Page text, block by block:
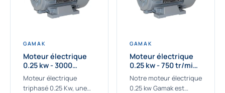
GAMAK
Moteur électrique
0.25 kw - 3000
Tr/min - 230/400V -
IE2
Moteur électrique
triphasé 0.25 Kw, une
GAMAK
Moteur électrique
0.25 kw - 750 tr/min -
230/400V - IE2
Notre moteur électrique
0.25 kw Gamak est